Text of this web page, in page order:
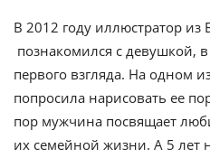
В 2012 году иллюстратор из
познакомился с девушкой,
первого взгляда. На одном
попросила нарисовать ее
пор мужчина посвящает
их семейной жизни. А 5 лет